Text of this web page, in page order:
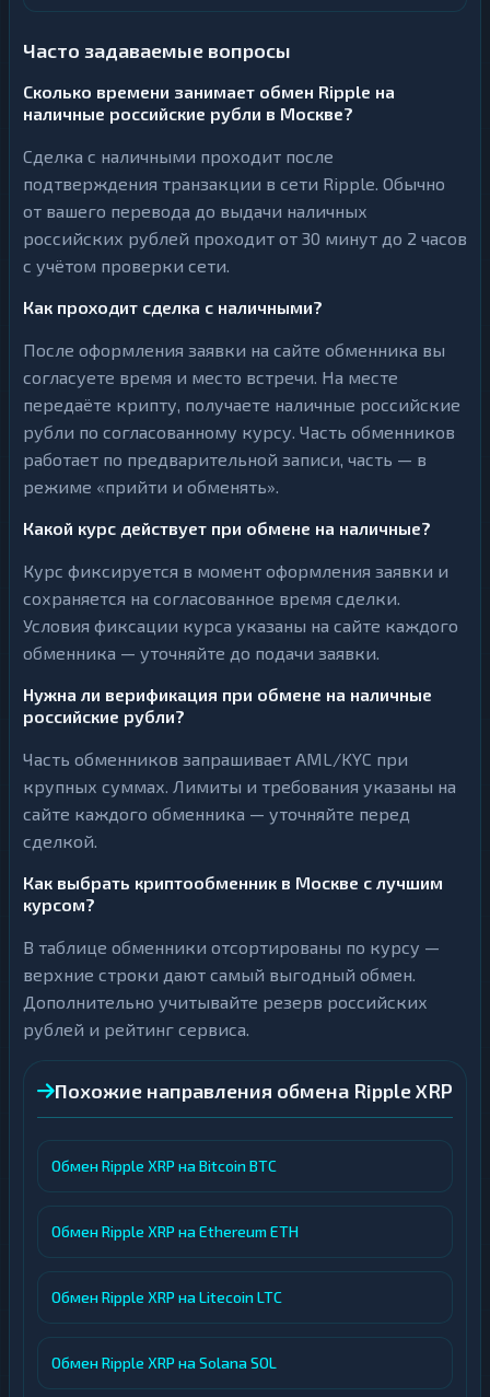
Часто задаваемые вопросы
Сколько времени занимает обмен Ripple на
наличные российские рубли в Москве?
Сделка с наличными проходит после
подтверждения транзакции в сети Ripple. Обычно
от вашего перевода до выдачи наличных
российских рублей проходит от 30 минут до 2 часов
с учётом проверки сети.
Как проходит сделка с наличными?
После оформления заявки на сайте обменника вы
согласуете время и место встречи. На месте
передаёте крипту, получаете наличные российские
рубли по согласованному курсу. Часть обменников
работает по предварительной записи, часть — в
режиме «прийти и обменять».
Какой курс действует при обмене на наличные?
Курс фиксируется в момент оформления заявки и
сохраняется на согласованное время сделки.
Условия фиксации курса указаны на сайте каждого
обменника — уточняйте до подачи заявки.
Нужна ли верификация при обмене на наличные
российские рубли?
Часть обменников запрашивает AML/KYC при
крупных суммах. Лимиты и требования указаны на
сайте каждого обменника — уточняйте перед
сделкой.
Как выбрать криптообменник в Москве с лучшим
курсом?
В таблице обменники отсортированы по курсу —
верхние строки дают самый выгодный обмен.
Дополнительно учитывайте резерв российских
рублей и рейтинг сервиса.
Похожие направления обмена Ripple XRP
Обмен Ripple XRP на Bitcoin BTC
Обмен Ripple XRP на Ethereum ETH
Обмен Ripple XRP на Litecoin LTC
Обмен Ripple XRP на Solana SOL